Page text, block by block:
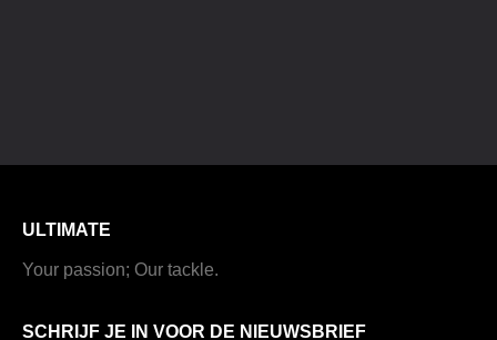
ULTIMATE
Your passion; Our tackle.
SCHRIJF JE IN VOOR DE NIEUWSBRIEF